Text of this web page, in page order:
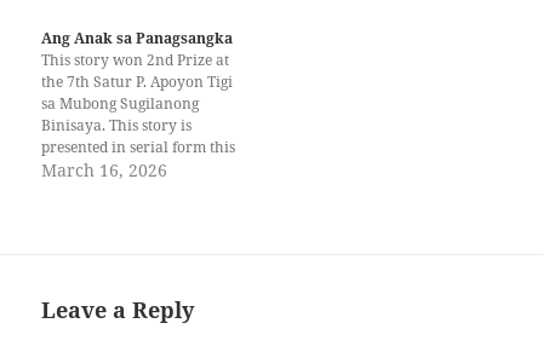
nga Buda ug nagaugbok ug
kandila sa Niño tapos niya
mangaliya. Ug kada adlaw
siya…
Ang Anak sa Panagsangka
This story won 2nd Prize at
the 7th Satur P. Apoyon Tigi
sa Mubong Sugilanong
Binisaya. This story is
presented in serial form this
March 2026. I. Ang Pagsugod
bisan…
March 16, 2026
Leave a Reply